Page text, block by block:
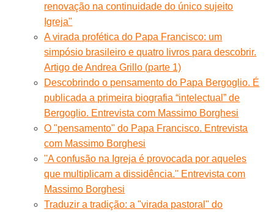
renovação na continuidade do único sujeito
Igreja"
A virada profética do Papa Francisco: um
simpósio brasileiro e quatro livros para descobrir.
Artigo de Andrea Grillo (parte 1)
Descobrindo o pensamento do Papa Bergoglio. É
publicada a primeira biografia “intelectual” de
Bergoglio. Entrevista com Massimo Borghesi
O "pensamento" do Papa Francisco. Entrevista
com Massimo Borghesi
''A confusão na Igreja é provocada por aqueles
que multiplicam a dissidência.'' Entrevista com
Massimo Borghesi
Traduzir a tradição: a "virada pastoral" do